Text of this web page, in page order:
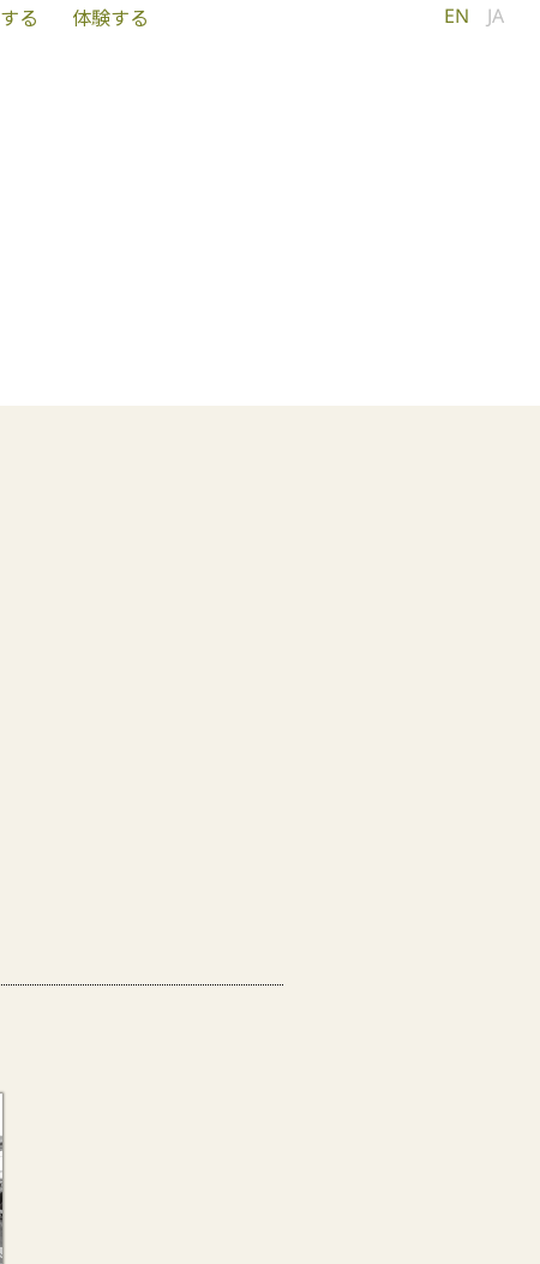
る 体験する EN JA